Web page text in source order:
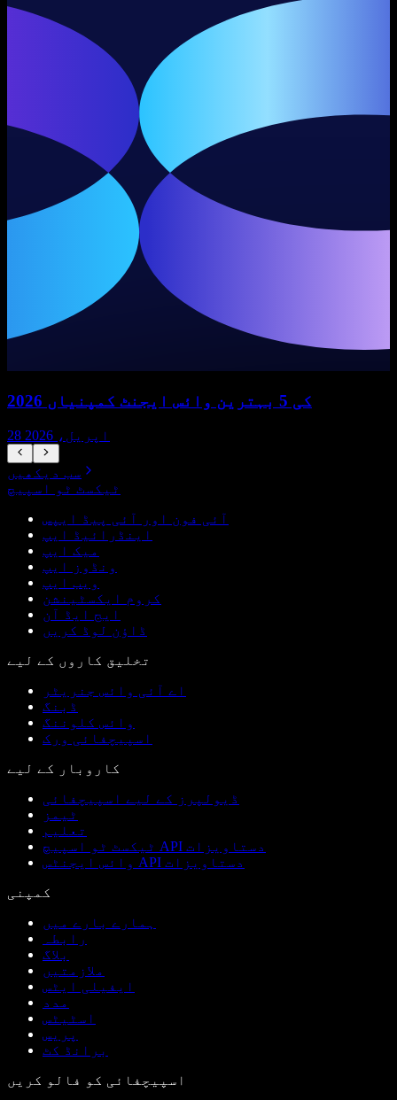
2026 کی 5 بہترین وائس ایجنٹ کمپنیاں
28 اپریل، 2026
سب دیکھیں
ٹیکسٹ ٹو اسپیچ
آئی فون اور آئی پیڈ ایپس
اینڈرائیڈ ایپ
میک ایپ
ونڈوز ایپ
ویب ایپ
کروم ایکسٹینشن
ایج ایڈ آن
ڈاؤن لوڈ کریں
تخلیق کاروں کے لیے
اے آئی وائس جنریٹر
ڈبنگ
وائس کلوننگ
اسپیچفائی ورک
کاروبار کے لیے
ڈیولپرز کے لیے اسپیچفائی
ٹیمز
تعلیم
ٹیکسٹ ٹو اسپیچ API دستاویزات
وائس ایجنٹس API دستاویزات
کمپنی
ہمارے بارے میں
رابطہ
بلاگ
ملازمتیں
ایفیلی ایٹس
مدد
اسٹیٹس
پریس
برانڈ کٹ
اسپیچفائی کو فالو کریں